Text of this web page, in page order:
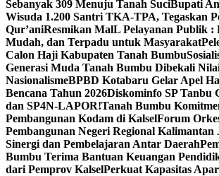
Sebanyak 309 Menuju Tanah SuciBupati
Wisuda 1.200 Santri TKA-TPA, Tegaskan
Qur’aniResmikan MalL Pelayanan Publik :
Mudah, dan Terpadu untuk Masyarakat
Calon Haji Kabupaten Tanah Bumbu
Generasi Muda Tanah Bumbu Dibekali
NasionalismeBPBD Kotabaru Gelar Apel
Bencana Tahun 2026Diskominfo SP Tanbu
dan SP4N-LAPOR!Tanah Bumbu
Pembangunan Kodam di KalselForum
Pembangunan Negeri Regional Kalimantan
Sinergi dan Pembelajaran Antar Daerah
Bumbu Terima Bantuan Keuangan
dari Pemprov KalselPerkuat Kapasitas